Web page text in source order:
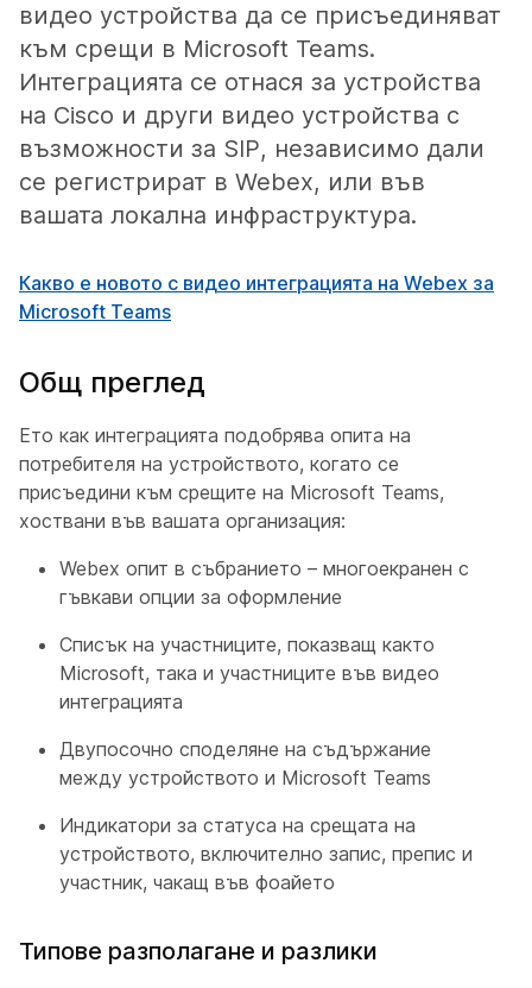
видео устройства да се присъединяват
към срещи в Microsoft Teams.
Интеграцията се отнася за устройства
на Cisco и други видео устройства с
възможности за SIP, независимо дали
се регистрират в Webex, или във
вашата локална инфраструктура.
Какво е новото с видео интеграцията на Webex за
Microsoft Teams
Общ преглед
Ето как интеграцията подобрява опита на
потребителя на устройството, когато се
присъедини към срещите на Microsoft Teams,
хоствани във вашата организация:
Webex опит в събранието – многоекранен с
гъвкави опции за оформление
Списък на участниците, показващ както
Microsoft, така и участниците във видео
интеграцията
Двупосочно споделяне на съдържание
между устройството и Microsoft Teams
Индикатори за статуса на срещата на
устройството, включително запис, препис и
участник, чакащ във фоайето
Типове разполагане и разлики